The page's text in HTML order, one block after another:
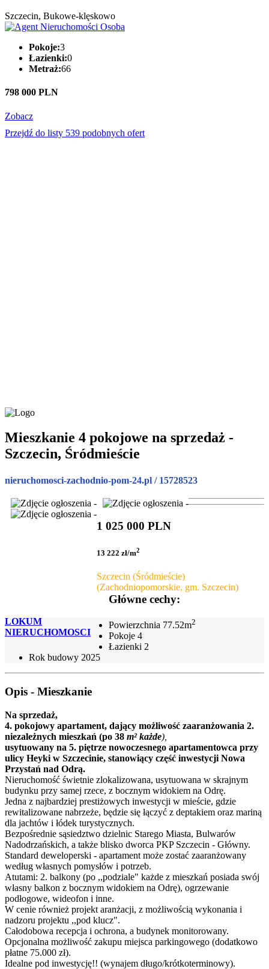
Szczecin, Bukowe-klęskowo
Pokoje:3
Łazienki:0
Metraż:66
798 000 PLN
Zobacz
Przejdź do listy 539 podobnych ofert
Mieszkanie 4 pokojowe na sprzedaż -
Szczecin, Śródmieście
nieruchomosci-zachodnio-pom-24.pl / 15728523
1 025 000 PLN
13 222 zł/m2
Szczecin (Śródmieście)
(Zachodniopomorskie, gm. Szczecin)
LOKUM
NIERUCHOMOSCI
Główne cechy:
Powierzchnia 77.52m2
Pokoje 4
Łazienki 2
Rok budowy 2025
Opis - Mieszkanie
Na sprzedaż,
4. pokojowy apartament, dający możliwość zaaranżowania 2.
niezależnych mieszkań (po 38 m² każde),
usytuowany na 5. piętrze nowoczesnego apartamentowca przy
ulicy Heyki w Szczecinie, stanowiący część inwestycji Nowa
Przystań nad Odrą.
Nieruchomość świetnie zlokalizowana, usytuowana w skrajnym
budynku przy samej rzece, z bocznym widokiem na Odrę.
Jedna z najbardziej prestiżowych inwestycji w mieście, gdzie
rewitalizowane nabrzeże, będzie się łączyć z deptakiem oraz mariną
dla jachtów i łódek turystycznych.
Bezpośrednie sąsiedztwo dzielnic Starego Miasta, Bulwarów
Nadodrzańskich, a także blisko dworca PKP Szczecin - Główny.
Standard deweloperski - apartament może zostać zaaranżowany
według własnych pomysłów i potrzeb.
Atutami: 2. balkony (po ,,podziale" każde z mieszkań posiada swój
własny balkon z bocznym widokiem na Odrę), ogrzewanie
podłogowe, wideofon i inne.
W cenie również projekt aranżacji, z możliwością wykonania i
nadzoru projektu ,,pod klucz".
Całodobowa recepcja i ochrona, a budynek monitorowany.
Opcjonalna możliwość zakupu miejsca parkingowego (dodatkowo
płatne 75.000 zł).
Idealne pod inwestycję!! (wynajem długo/krótkoterminowy).